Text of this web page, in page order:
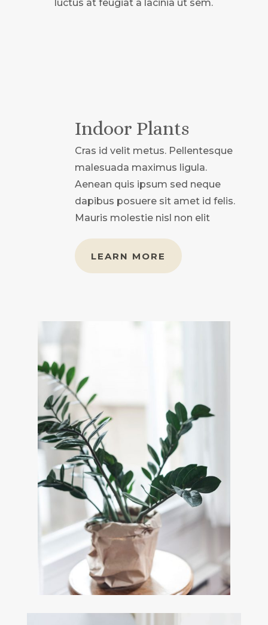
luctus at feugiat a lacinia ut sem.
Indoor Plants
Cras id velit metus. Pellentesque
malesuada maximus ligula.
Aenean quis ipsum sed neque
dapibus posuere sit amet id felis.
Mauris molestie nisl non elit
LEARN MORE